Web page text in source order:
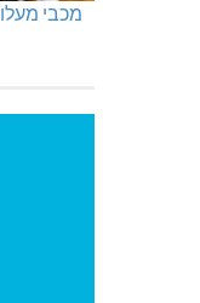
מכבי מעלות: 13 מדליות